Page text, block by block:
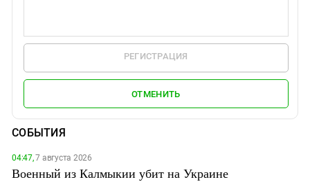
РЕГИСТРАЦИЯ
ОТМЕНИТЬ
СОБЫТИЯ
04:47,7 августа 2026
Военный из Калмыкии убит на Украине